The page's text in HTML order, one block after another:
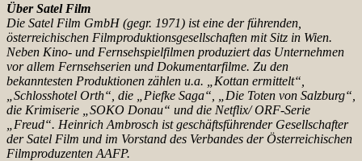
Über Satel Film
Die Satel Film GmbH (gegr. 1971) ist eine der führenden,
österreichischen Filmproduktionsgesellschaften mit Sitz in Wien.
Neben Kino- und Fernsehspielfilmen produziert das Unternehmen
vor allem Fernsehserien und Dokumentarfilme. Zu den
bekanntesten Produktionen zählen u.a. „Kottan ermittelt“,
„Schlosshotel Orth“, die „Piefke Saga“, „Die Toten von Salzburg“,
die Krimiserie „SOKO Donau“ und die Netflix/ ORF-Serie
„Freud“. Heinrich Ambrosch ist geschäftsführender Gesellschafter
der Satel Film und im Vorstand des Verbandes der Österreichischen
Filmproduzenten AAFP.